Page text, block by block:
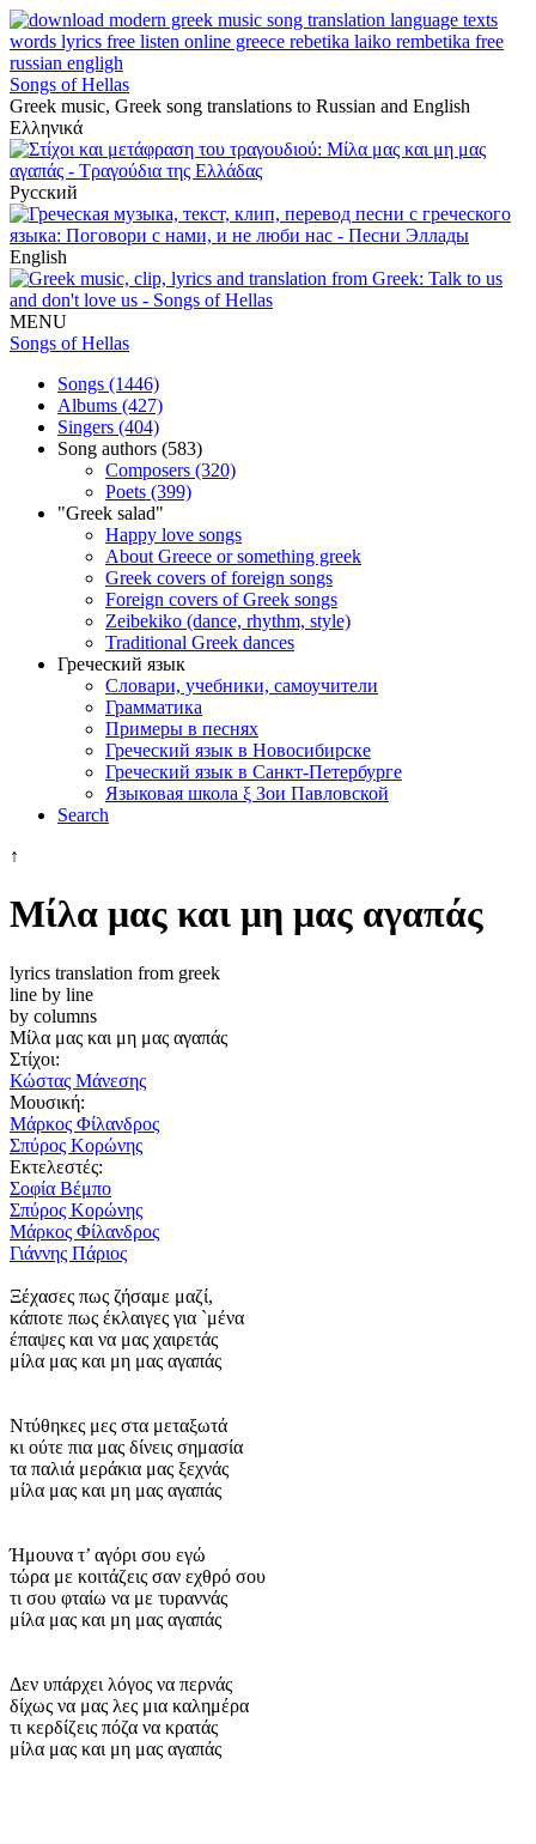
Songs of Hellas
Greek music, Greek song translations to Russian and English
Ελληνικά
Русский
English
MENU
Songs of Hellas
Songs (1446)
Albums (427)
Singers (404)
Song authors (583)
Composers (320)
Poets (399)
"Greek salad"
Happy love songs
About Greece or something greek
Greek covers of foreign songs
Foreign covers of Greek songs
Zeibekiko (dance, rhythm, style)
Traditional Greek dances
Греческий язык
Словари, учебники, самоучители
Грамматика
Примеры в песнях
Греческий язык в Новосибирске
Греческий язык в Санкт-Петербурге
Языковая школа ξ Зои Павловской
Search
↑
Μίλα μας και μη μας αγαπάς
lyrics translation from greek
line by line
by columns
Μίλα μας και μη μας αγαπάς
Στίχοι:
Κώστας Μάνεσης
Μουσική:
Μάρκος Φίλανδρος
Σπύρος Κορώνης
Εκτελεστές:
Σοφία Βέμπο
Σπύρος Κορώνης
Μάρκος Φίλανδρος
Γιάννης Πάριος
Ξέχασες πως ζήσαμε μαζί,
κάποτε πως έκλαιγες για `μένα
έπαψες και να μας χαιρετάς
μίλα μας και μη μας αγαπάς
Ντύθηκες μες στα μεταξωτά
κι ούτε πια μας δίνεις σημασία
τα παλιά μεράκια μας ξεχνάς
μίλα μας και μη μας αγαπάς
Ήμουνα τ’ αγόρι σου εγώ
τώρα με κοιτάζεις σαν εχθρό σου
τι σου φταίω να με τυραννάς
μίλα μας και μη μας αγαπάς
Δεν υπάρχει λόγος να περνάς
δίχως να μας λες μια καλημέρα
τι κερδίζεις πόζα να κρατάς
μίλα μας και μη μας αγαπάς